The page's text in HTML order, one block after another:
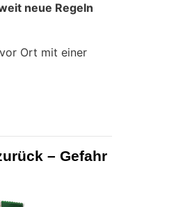
neue Regeln
Ort mit einer
– Gefahr